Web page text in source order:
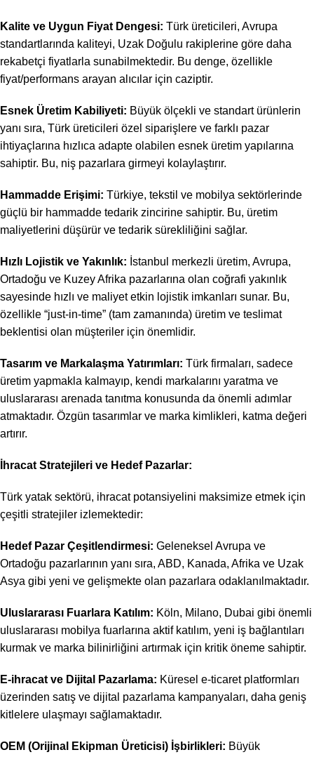
Kalite ve Uygun Fiyat Dengesi: Türk üreticileri, Avrupa
standartlarında kaliteyi, Uzak Doğulu rakiplerine göre daha
rekabetçi fiyatlarla sunabilmektedir. Bu denge, özellikle
fiyat/performans arayan alıcılar için caziptir.
Esnek Üretim Kabiliyeti: Büyük ölçekli ve standart ürünlerin
yanı sıra, Türk üreticileri özel siparişlere ve farklı pazar
ihtiyaçlarına hızlıca adapte olabilen esnek üretim yapılarına
sahiptir. Bu, niş pazarlara girmeyi kolaylaştırır.
Hammadde Erişimi: Türkiye, tekstil ve mobilya sektörlerinde
güçlü bir hammadde tedarik zincirine sahiptir. Bu, üretim
maliyetlerini düşürür ve tedarik sürekliliğini sağlar.
Hızlı Lojistik ve Yakınlık: İstanbul merkezli üretim, Avrupa,
Ortadoğu ve Kuzey Afrika pazarlarına olan coğrafi yakınlık
sayesinde hızlı ve maliyet etkin lojistik imkanları sunar. Bu,
özellikle “just-in-time” (tam zamanında) üretim ve teslimat
beklentisi olan müşteriler için önemlidir.
Tasarım ve Markalaşma Yatırımları: Türk firmaları, sadece
üretim yapmakla kalmayıp, kendi markalarını yaratma ve
uluslararası arenada tanıtma konusunda da önemli adımlar
atmaktadır. Özgün tasarımlar ve marka kimlikleri, katma değeri
artırır.
İhracat Stratejileri ve Hedef Pazarlar:
Türk yatak sektörü, ihracat potansiyelini maksimize etmek için
çeşitli stratejiler izlemektedir:
Hedef Pazar Çeşitlendirmesi: Geleneksel Avrupa ve
Ortadoğu pazarlarının yanı sıra, ABD, Kanada, Afrika ve Uzak
Asya gibi yeni ve gelişmekte olan pazarlara odaklanılmaktadır.
Uluslararası Fuarlara Katılım: Köln, Milano, Dubai gibi önemli
uluslararası mobilya fuarlarına aktif katılım, yeni iş bağlantıları
kurmak ve marka bilinirliğini artırmak için kritik öneme sahiptir.
E-ihracat ve Dijital Pazarlama: Küresel e-ticaret platformları
üzerinden satış ve dijital pazarlama kampanyaları, daha geniş
kitlelere ulaşmayı sağlamaktadır.
OEM (Orijinal Ekipman Üreticisi) İşbirlikleri: Büyük